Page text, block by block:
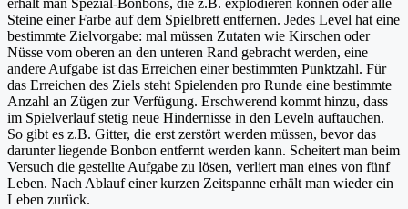
erhält man Spezial-Bonbons, die z.B. explodieren können oder alle
Steine einer Farbe auf dem Spielbrett entfernen. Jedes Level hat eine
bestimmte Zielvorgabe: mal müssen Zutaten wie Kirschen oder
Nüsse vom oberen an den unteren Rand gebracht werden, eine
andere Aufgabe ist das Erreichen einer bestimmten Punktzahl. Für
das Erreichen des Ziels steht Spielenden pro Runde eine bestimmte
Anzahl an Zügen zur Verfügung. Erschwerend kommt hinzu, dass
im Spielverlauf stetig neue Hindernisse in den Leveln auftauchen.
So gibt es z.B. Gitter, die erst zerstört werden müssen, bevor das
darunter liegende Bonbon entfernt werden kann. Scheitert man beim
Versuch die gestellte Aufgabe zu lösen, verliert man eines von fünf
Leben. Nach Ablauf einer kurzen Zeitspanne erhält man wieder ein
Leben zurück.